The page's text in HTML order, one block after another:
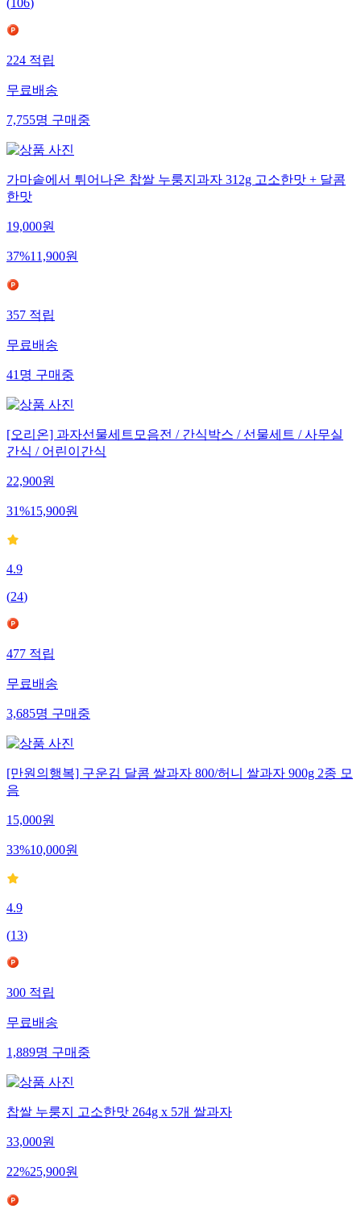
(106)
224적립
무료배송
7,755명구매중
가마솥에서 튀어나온 찹쌀 누룽지과자 312g 고소한맛 + 달콤
한맛
19,000원
37%11,900원
357적립
무료배송
41명구매중
[오리온] 과자선물세트모음전 / 간식박스 / 선물세트 / 사무실
간식 / 어린이간식
22,900원
31%15,900원
4.9
(24)
477적립
무료배송
3,685명구매중
[만원의행복] 구운김 달콤 쌀과자 800/허니 쌀과자 900g 2종 모
음
15,000원
33%10,000원
4.9
(13)
300적립
무료배송
1,889명구매중
찹쌀 누룽지 고소한맛 264g x 5개 쌀과자
33,000원
22%25,900원